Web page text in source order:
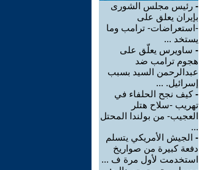
- رئيس مجلس الشورى
بإيران يعلق على
-استعراضات- ترامب وما
يستخد ...
- ساويرس يعلّق على
هجوم ترامب ضد
عبدالرحمن السيد بسبب
إسرائيل. ...
-كيف نجح الحلفاء في
تهريب -سلاح هتلر
العجيب- من بولندا المحتل
...
- الجيش الأمريكي يتسلم
دفعة كبيرة من صواريخ
استخدمت لأول مرة ف ...